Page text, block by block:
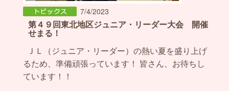
7/4/2023
第４９回東北地区ジュニア・リーダー大会 開催
せまる！
ＪＬ（ジュニア・リーダー）の熱い夏を盛り上げ
るため、準備頑張っています！ 皆さん、お待ちし
ています！！